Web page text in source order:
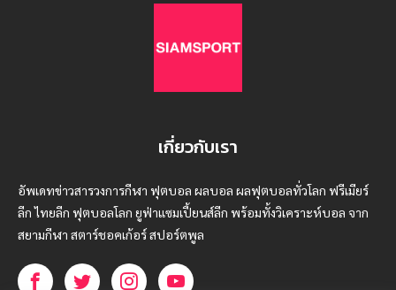
เกี่ยวกับเรา
อัพเดทข่าวสารวงการกีฬา ฟุตบอล ผลบอล ผลฟุตบอลทั่วโลก ฟรีเมียร์
ลีก ไทยลีก ฟุตบอลโลก ยูฟ่าแซมเปี้ยนส์ลีก พร้อมทั้งวิเคราะห์บอล จาก
สยามกีฬา สตาร์ชอคเก้อร์ สปอร์ตพูล